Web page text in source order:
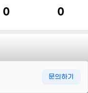
0 0
문의하기